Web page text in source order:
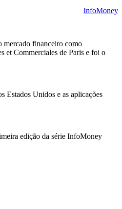
InfoMoney
mercado financeiro como
et Commerciales de Paris e foi o
Estados Unidos e as aplicações
edição da série InfoMoney